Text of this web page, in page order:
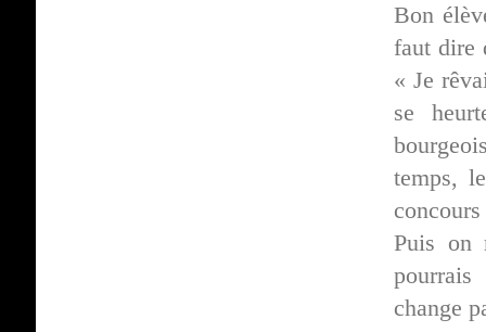
Bon
faut dire
« Je
se
temps,
Puis on
change